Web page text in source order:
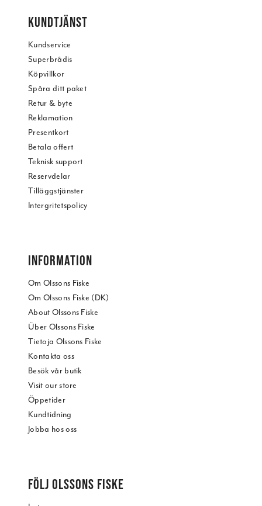
KUNDTJÄNST
Kundservice
Superbrådis
Köpvillkor
Spåra ditt paket
Retur & byte
Reklamation
Presentkort
Betala offert
Teknisk support
Reservdelar
Tilläggstjänster
Intergritetspolicy
INFORMATION
Om Olssons Fiske
Om Olssons Fiske (DK)
About Olssons Fiske
Über Olssons Fiske
Tietoja Olssons Fiske
Kontakta oss
Besök vår butik
Visit our store
Öppetider
Kundtidning
Jobba hos oss
FÖLJ OLSSONS FISKE